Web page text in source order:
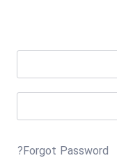
Forgot Password?